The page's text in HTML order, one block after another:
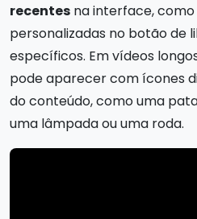
recentes na interface,
personalizadas no botão de
específicos. Em vídeos
pode aparecer com ícones
do conteúdo, como uma
uma lâmpada ou uma roda.